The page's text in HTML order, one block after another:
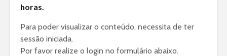
horas.
Para poder visualizar o conteúdo, necessita de ter
sessão iniciada.
Por favor realize o login no formulário abaixo.